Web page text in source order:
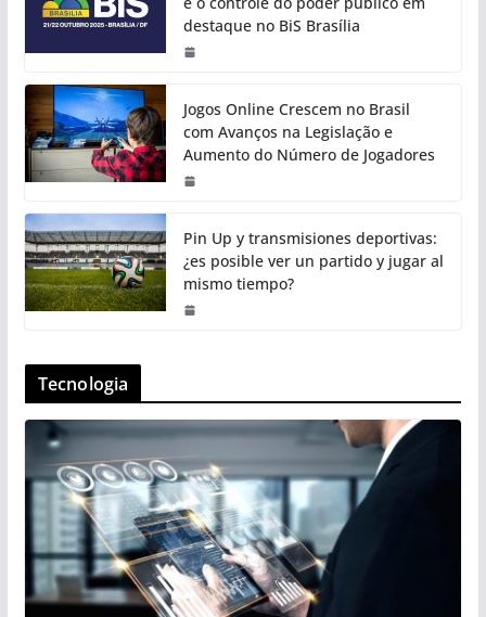
destaque no BiS Brasília
Jogos Online Crescem no Brasil
com Avanços na Legislação e
Aumento do Número de Jogadores
Pin Up y transmisiones deportivas:
¿es posible ver un partido y jugar al
mismo tiempo?
Tecnologia